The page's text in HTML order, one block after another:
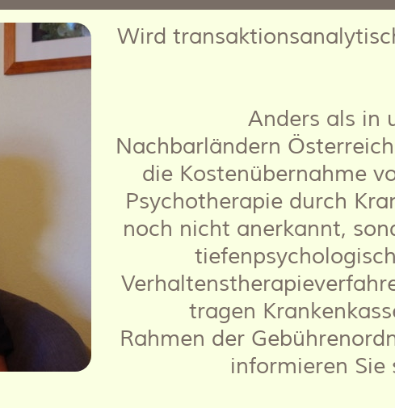
Wird
Anders als in
Nachbarländern
die Kostenübernahme
Psychotherapie durch
noch nicht anerkannt,
tragen
Rahmen der
informieren Sie